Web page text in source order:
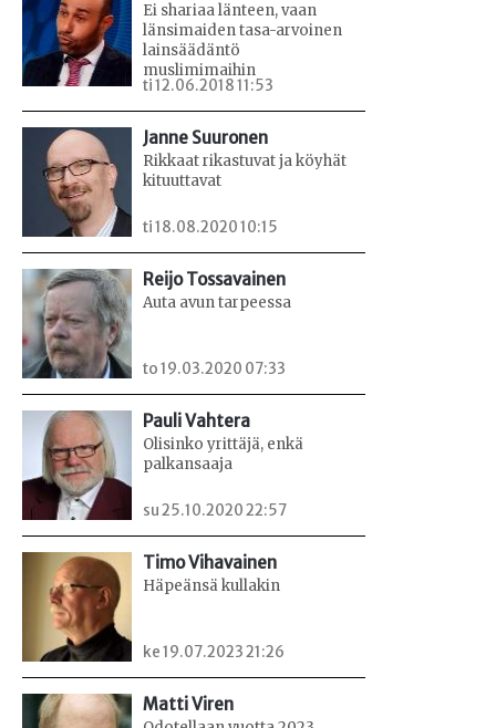
Ei shariaa länteen, vaan
länsimaiden tasa-arvoinen
lainsäädäntö
muslimimaihin
ti 12.06.2018 11:53
Janne Suuronen
Rikkaat rikastuvat ja köyhät
kituuttavat
ti 18.08.2020 10:15
Reijo Tossavainen
Auta avun tarpeessa
to 19.03.2020 07:33
Pauli Vahtera
Olisinko yrittäjä, enkä
palkansaaja
su 25.10.2020 22:57
Timo Vihavainen
Häpeänsä kullakin
ke 19.07.2023 21:26
Matti Viren